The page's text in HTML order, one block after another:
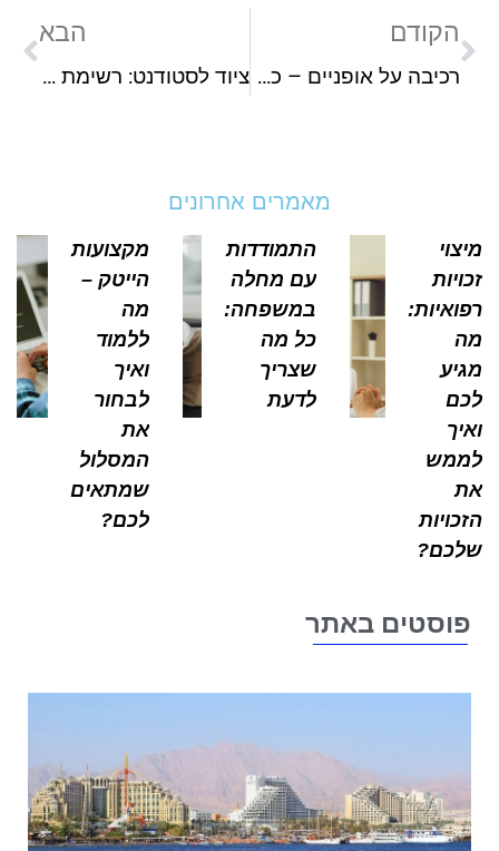
הקודם
רכיבה על אופניים – כל מה שרציתם לדעת על הפעילות המושלמת
הבא
ציוד לסטודנט: רשימת הפריטים החיוניים להצלחה בלימודים
מאמרים אחרונים
התמודדות
עם מחלה
במשפחה:
כל מה
שצריך
לדעת
מקצועות
הייטק –
ללמוד
ואיך
לבחור
המסלול
שמתאים
לכם?
באתר